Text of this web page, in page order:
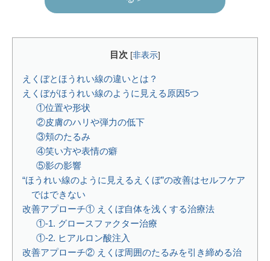
目次 [非表示]
えくぼとほうれい線の違いとは？
えくぼがほうれい線のように見える原因5つ
①位置や形状
②皮膚のハリや弾力の低下
③頬のたるみ
④笑い方や表情の癖
⑤影の影響
“ほうれい線のように見えるえくぼ”の改善はセルフケア
ではできない
改善アプローチ① えくぼ自体を浅くする治療法
①-1. グロースファクター治療
①-2. ヒアルロン酸注入
改善アプローチ② えくぼ周囲のたるみを引き締める治